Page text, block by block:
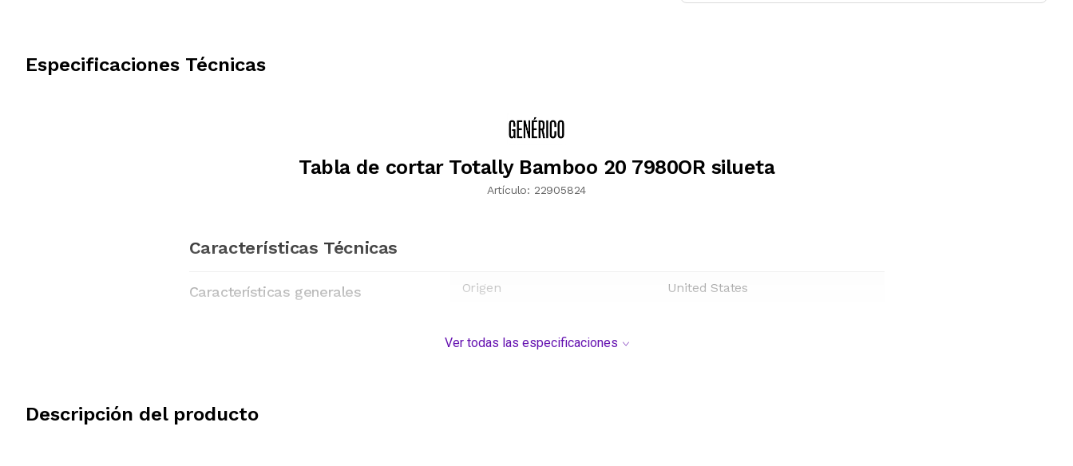
Especificaciones Técnicas
Tabla de cortar Totally Bamboo 20 7980OR silueta
Artículo: 22905824
Características Técnicas
Características generales Origen United States
Ver todas las especificaciones
Descripción del producto